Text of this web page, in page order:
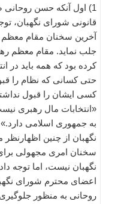
1) اول آنکه حسن روحانی
قانونی شورای نگهبان،
آخرین سخنان مقام معظم
جلب نماید. مقام معظم
کرده بود که همه باید در
حتی کسانی که نظام را
کسی ایشان را قبول
«انتخابات مال رهبری
به جمهوری اسلامی
نگهبان از چنین اظهارنظر
سخنان امری مجهولی
نگهبان نیست، اما توجه
اعضای محترم شورای
روحانی به منظور